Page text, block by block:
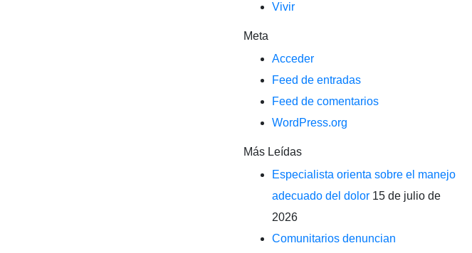
Vivir
Meta
Acceder
Feed de entradas
Feed de comentarios
WordPress.org
Más Leídas
Especialista orienta sobre el manejo
adecuado del dolor 15 de julio de
2026
Comunitarios denuncian